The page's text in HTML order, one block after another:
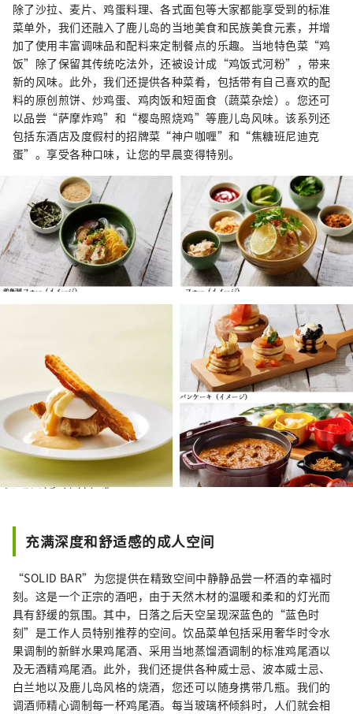
除了沙拉、麦片、鸡蛋料理、各式面包等大家都能享受到的标准
菜单外，我们还融入了鹿儿岛的当地美食和民族美食元素，并增
加了使用丰富调味品和配料来定制餐点的乐趣。当地特色菜“鸡
饭”除了保留其传统吃法外，还被设计成“鸡饭式河粉”，带来
新的风味。此外，我们还提供各种菜肴，包括带有自己喜欢的配
料的原创煎饼、炒鸡蛋、鸡肉饭和短面食（蔬菜杂烩）。您还可
以品尝“萨摩炸鸡”和“樱岛照烧鸡”等鹿儿岛风味。该系列还
包括东酒店及度假村的招牌菜“神户咖喱”和“焦糖班尼迪克
蛋”。享受各种口味，让您的早晨变得特别。
充满深度和舒适感的成人空间
“SOLID BAR”为您提供在精致空间中静静品尝一杯酒的幸福时
刻。这是一个正宗的酒吧，由于天然木材的温暖和柔和的灯光而
具有舒缓的氛围。其中，日落之后天空呈现深蓝色的“蓝色时
刻”是工作人员特别推荐的空间。饮品菜单包括采用奢华时令水
果调制的新鲜水果鸡尾酒、采用当地蒸馏酒调制的标准鸡尾酒以
及无酒精鸡尾酒。此外，我们还提供各种威士忌、波本威士忌、
白兰地以及鹿儿岛风格的烧酒，您还可以随身携带几瓶。我们的
调酒师精心调制每一杯鸡尾酒。每当玻璃杯倾斜时，人们就会相